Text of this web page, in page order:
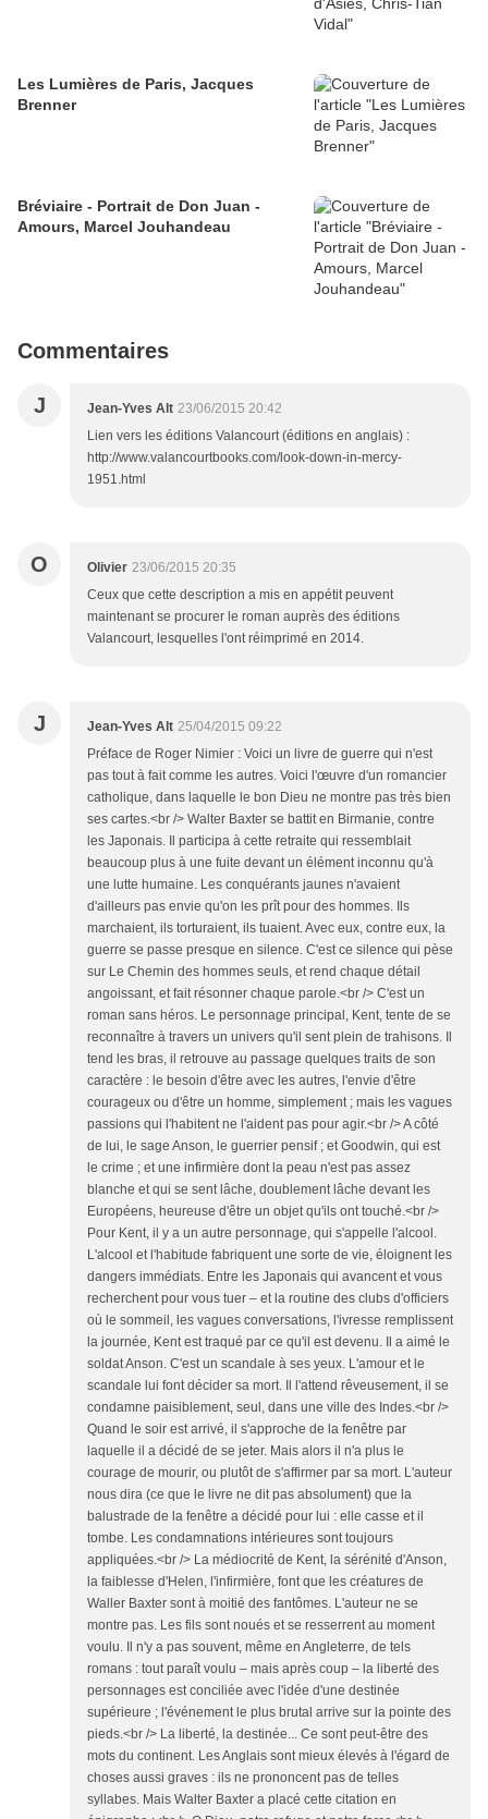
Les Lumières de Paris, Jacques
Brenner
Bréviaire - Portrait de Don Juan -
Amours, Marcel Jouhandeau
Commentaires
J Jean-Yves Alt 23/06/2015 20:42
Lien vers les éditions Valancourt (éditions en anglais) :
http://www.valancourtbooks.com/look-down-in-mercy-
1951.html
O Olivier 23/06/2015 20:35
Ceux que cette description a mis en appétit peuvent
maintenant se procurer le roman auprès des éditions
Valancourt, lesquelles l'ont réimprimé en 2014.
J Jean-Yves Alt 25/04/2015 09:22
Préface de Roger Nimier : Voici un livre de guerre qui n'est
pas tout à fait comme les autres. Voici l'œuvre d'un romancier
catholique, dans laquelle le bon Dieu ne montre pas très bien
ses cartes.<br /> Walter Baxter se battit en Birmanie, contre
les Japonais. Il participa à cette retraite qui ressemblait
beaucoup plus à une fuite devant un élément inconnu qu'à
une lutte humaine. Les conquérants jaunes n'avaient
d'ailleurs pas envie qu'on les prît pour des hommes. Ils
marchaient, ils torturaient, ils tuaient. Avec eux, contre eux, la
guerre se passe presque en silence. C'est ce silence qui pèse
sur Le Chemin des hommes seuls, et rend chaque détail
angoissant, et fait résonner chaque parole.<br /> C'est un
roman sans héros. Le personnage principal, Kent, tente de se
reconnaître à travers un univers qu'il sent plein de trahisons. Il
tend les bras, il retrouve au passage quelques traits de son
caractère : le besoin d'être avec les autres, l'envie d'être
courageux ou d'être un homme, simplement ; mais les vagues
passions qui l'habitent ne l'aident pas pour agir.<br /> A côté
de lui, le sage Anson, le guerrier pensif ; et Goodwin, qui est
le crime ; et une infirmière dont la peau n'est pas assez
blanche et qui se sent lâche, doublement lâche devant les
Européens, heureuse d'être un objet qu'ils ont touché.<br />
Pour Kent, il y a un autre personnage, qui s'appelle l'alcool.
L'alcool et l'habitude fabriquent une sorte de vie, éloignent les
dangers immédiats. Entre les Japonais qui avancent et vous
recherchent pour vous tuer – et la routine des clubs d'officiers
où le sommeil, les vagues conversations, l'ivresse remplissent
la journée, Kent est traqué par ce qu'il est devenu. Il a aimé le
soldat Anson. C'est un scandale à ses yeux. L'amour et le
scandale lui font décider sa mort. Il l'attend rêveusement, il se
condamne paisiblement, seul, dans une ville des Indes.<br />
Quand le soir est arrivé, il s'approche de la fenêtre par
laquelle il a décidé de se jeter. Mais alors il n'a plus le
courage de mourir, ou plutôt de s'affirmer par sa mort. L'auteur
nous dira (ce que le livre ne dit pas absolument) que la
balustrade de la fenêtre a décidé pour lui : elle casse et il
tombe. Les condamnations intérieures sont toujours
appliquées.<br /> La médiocrité de Kent, la sérénité d'Anson,
la faiblesse d'Helen, l'infirmière, font que les créatures de
Waller Baxter sont à moitié des fantômes. L'auteur ne se
montre pas. Les fils sont noués et se resserrent au moment
voulu. Il n'y a pas souvent, même en Angleterre, de tels
romans : tout paraît voulu – mais après coup – la liberté des
personnages est conciliée avec l'idée d'une destinée
supérieure ; l'événement le plus brutal arrive sur la pointe des
pieds.<br /> La liberté, la destinée... Ce sont peut-être des
mots du continent. Les Anglais sont mieux élevés à l'égard de
choses aussi graves : ils ne prononcent pas de telles
syllabes. Mais Walter Baxter a placé cette citation en